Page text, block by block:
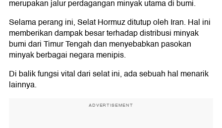
merupakan jalur perdagangan minyak utama di bumi.
Selama perang ini, Selat Hormuz ditutup oleh Iran. Hal ini
memberikan dampak besar terhadap distribusi minyak
bumi dari Timur Tengah dan menyebabkan pasokan
minyak berbagai negara menipis.
Di balik fungsi vital dari selat ini, ada sebuah hal menarik
lainnya.
ADVERTISEMENT